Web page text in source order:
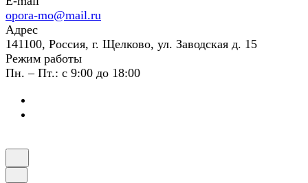
opora-mo@mail.ru
Адрес
141100, Россия, г. Щелково, ул. Заводская д. 15
Режим работы
Пн. – Пт.: с 9:00 до 18:00